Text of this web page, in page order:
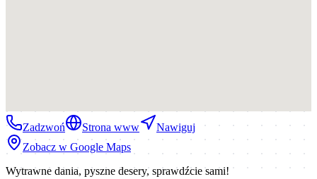
Zadzwoń Strona www
Nawiguj
Zobacz w Google Maps
Wytrawne dania, pyszne desery, sprawdźcie sami!